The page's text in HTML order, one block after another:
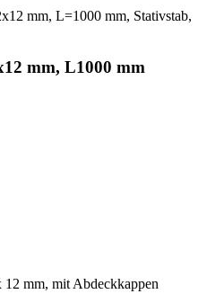
mm, L1000 mm
mm, mit Abdeckkappen